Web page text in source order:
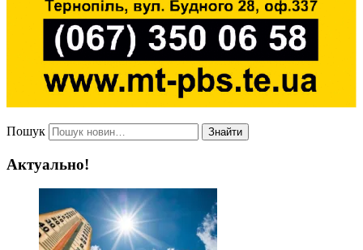
Пошук Знайти
Актуально!